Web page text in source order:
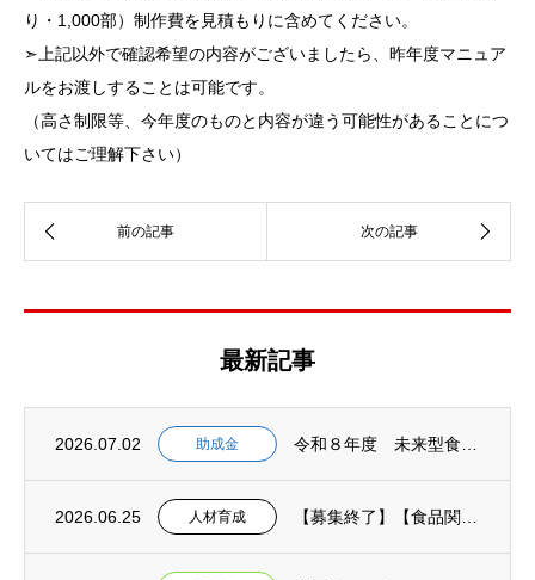
り・1,000部）制作費を見積もりに含めてください。
➣上記以外で確認希望の内容がございましたら、昨年度マニュア
ルをお渡しすることは可能です。
（高さ制限等、今年度のものと内容が違う可能性があることにつ
いてはご理解下さい）
最新記事
2026.07.02 助成金 令和８年度 未来型食品等開発助成金 2次募集開始 【事前相談：7月１６日締切 申請書提...
2026.06.25 人材育成 【募集終了】【食品関連業界の未来を担うあなたへ!】(募集期間延長 6月25日→7月２日...